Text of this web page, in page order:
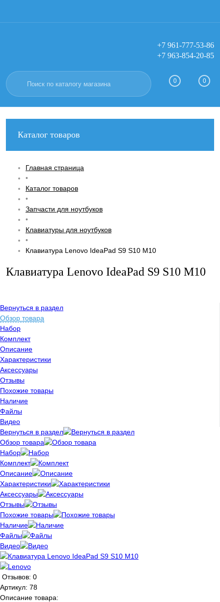
Вход Регистрация
+7 961-777-53-86
+7 963-854-20-85
0 0
Каталог товаров
Главная страница
•
Каталог товаров
•
Запчасти для ноутбуков
•
Клавиатуры для ноутбуков
•
Клавиатура Lenovo IdeaPad S9 S10 M10
Клавиатура Lenovo IdeaPad S9 S10 M10
Вернуться в раздел
Обзор товара
Набор
Комплект
Описание
Характеристики
Аксессуары
Отзывы
Похожие товары
Наличие
Файлы
Видео
Вернуться в раздел
Обзор товара
Набор
Комплект
Описание
Характеристики
Аксессуары
Отзывы
Похожие товары
Наличие
Файлы
Видео
Отзывов: 0
Артикул: 78
Описание товара: